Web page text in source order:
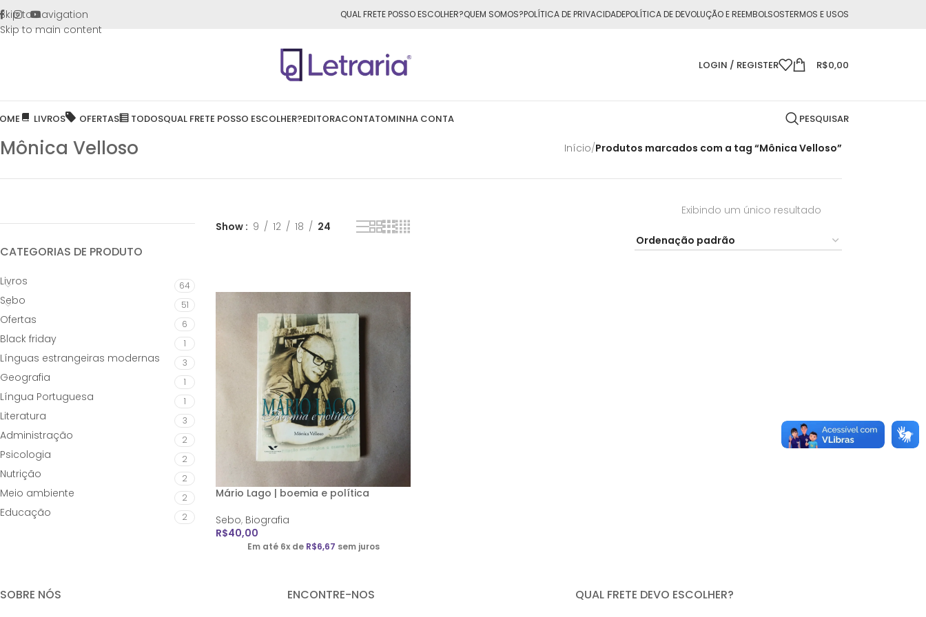
Skip to navigation
Skip to main content
para todo o Brasil nas compras acima de R$50,00
QUAL FRETE POSSO ESCOLHER?QUEM SOMOS?POLÍTICA DE PRIVACIDADEPOLÍTICA DE DEVOLUÇÃO E REEMBOLSOSTERMOS E USOS
LOGIN / REGISTER R$0,00
LIVROS OFERTAS TODOSQUAL FRETE POSSO ESCOLHER?EDITORACONTATOMINHA CONTA PESQUISAR
Mônica Velloso Início/Produtos marcados com a tag “Mônica Velloso”
CATEGORIAS DE PRODUTO
Livros 64
Sebo 51
Ofertas 6
Black friday 1
Línguas estrangeiras modernas 3
Geografia 1
Língua Portuguesa 1
Literatura 3
Administração 2
Psicologia 2
Nutrição 2
Meio ambiente 2
Educação 2
Show 9 12 18 24
Exibindo um único resultado
Mário Lago | boemia e política
Sebo, Biografia
R$40,00
Em até 6x de R$6,67 sem juros
SOBRE NÓS ENCONTRE-NOS QUAL FRETE DEVO ESCOLHER?